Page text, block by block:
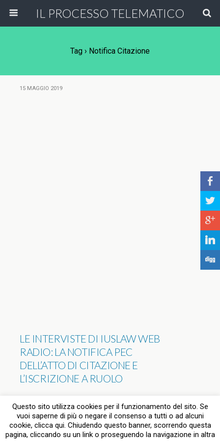
IL PROCESSO TELEMATICO
Tag › Notifica Citazione
15 MAGGIO 2019
LE INTERVISTE DI IUSLAW WEB
RADIO: LA NOTIFICA PEC
DELL’ATTO DI CITAZIONE E
L’ISCRIZIONE A RUOLO
Torna su
Questo sito utilizza cookies per il funzionamento del sito. Se
vuoi saperne di più o negare il consenso a tutti o ad alcuni
cookie, clicca qui. Chiudendo questo banner, scorrendo questa
pagina, cliccando su un link o proseguendo la navigazione in altra
b
a
c
j
F